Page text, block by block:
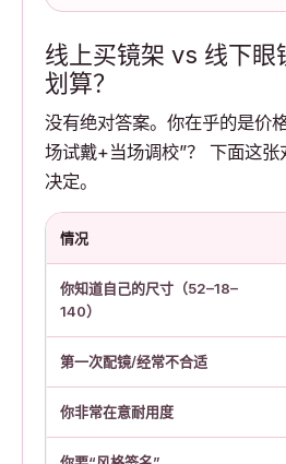
线上买镜架 vs 线下眼
划算？
没有绝对答案。你在乎的是价
场试戴+当场调校”？ 下面这
决定。
情况
你知道自己的尺寸（52–18–
140）
第一次配镜/经常不合适
你非常在意耐用度